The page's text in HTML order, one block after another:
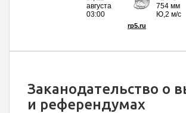
Заканодательство о
и референдумах